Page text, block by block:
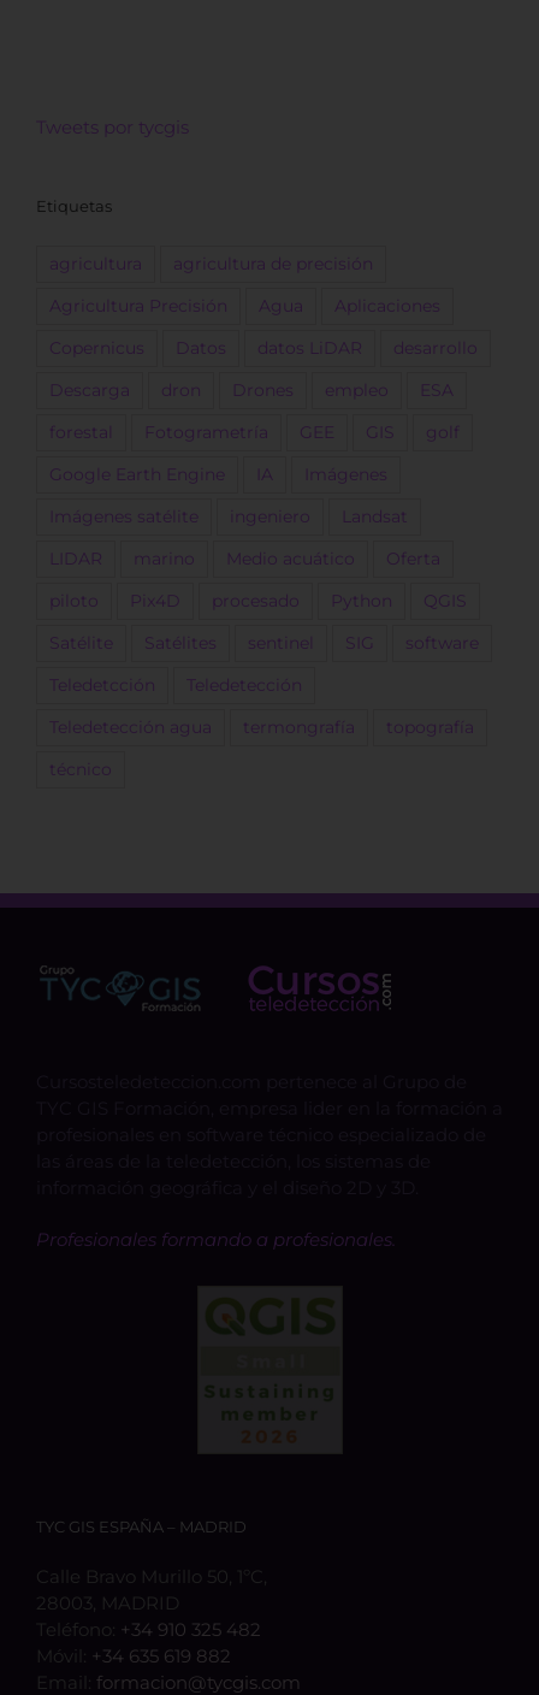
Tweets por tycgis
Etiquetas
agricultura agricultura de precisión
Agricultura Precisión Agua Aplicaciones
Copernicus Datos datos LiDAR desarrollo
Descarga dron Drones empleo ESA
forestal Fotogrametría GEE GIS golf
Google Earth Engine IA Imágenes
Imágenes satélite ingeniero Landsat
LIDAR marino Medio acuático Oferta
piloto Pix4D procesado Python QGIS
Satélite Satélites sentinel SIG software
Teledetcción Teledetección
Teledetección agua termongrafía topografía
técnico
Profesionales formando a profesionales.
TYC GIS ESPAÑA – MADRID
Calle Bravo Murillo 50, 1ºC,
28003, MADRID
Teléfono: +34 910 325 482
Móvil: +34 635 619 882
Email: formacion@tycgis.com